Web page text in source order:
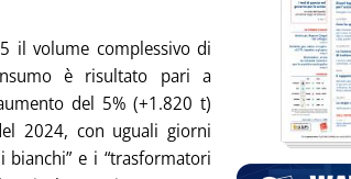
il volume complessivo di
è risultato pari a
del 5% (+1.820 t)
2024, con uguali giorni
bianchi” e i “trasformatori